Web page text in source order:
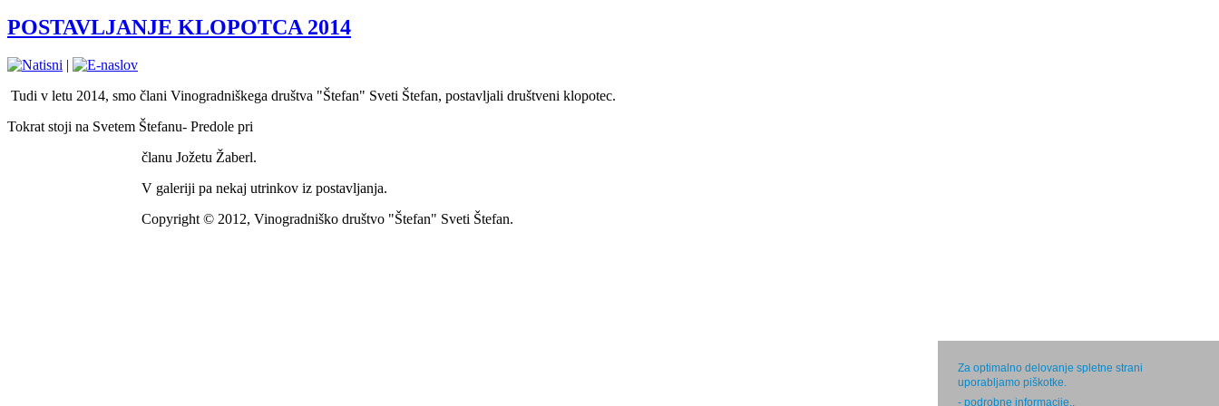
POSTAVLJANJE KLOPOTCA 2014
|
Tudi v letu 2014, smo člani Vinogradniškega društva "Štefan" Sveti Štefan, postavljali društveni klopotec.
Tokrat stoji na Svetem Štefanu- Predole pri
članu Jožetu Žaberl.
V galeriji pa nekaj utrinkov iz postavljanja.
Copyright © 2012, Vinogradniško društvo "Štefan" Sveti Štefan.
Za optimalno delovanje spletne strani
uporabljamo piškotke.
- podrobne informacije..